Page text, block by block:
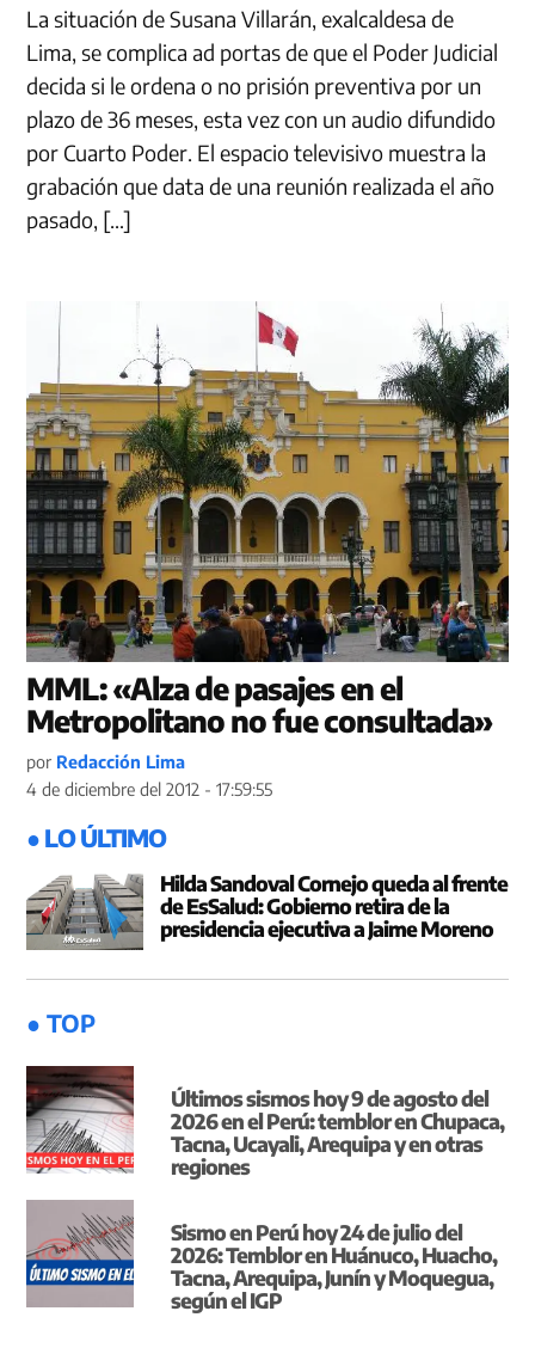
La situación de Susana Villarán, exalcaldesa de
Lima, se complica ad portas de que el Poder Judicial
decida si le ordena o no prisión preventiva por un
plazo de 36 meses, esta vez con un audio difundido
por Cuarto Poder. El espacio televisivo muestra la
grabación que data de una reunión realizada el año
pasado, […]
MML: «Alza de pasajes en el
Metropolitano no fue consultada»
por Redacción Lima
4 de diciembre del 2012 - 17:59:55
● LO ÚLTIMO
Hilda Sandoval Cornejo queda al frente
de EsSalud: Gobierno retira de la
presidencia ejecutiva a Jaime Moreno
● TOP
Últimos sismos hoy 9 de agosto del
2026 en el Perú: temblor en Chupaca,
Tacna, Ucayali, Arequipa y en otras
regiones
Sismo en Perú hoy 24 de julio del
2026: Temblor en Huánuco, Huacho,
Tacna, Arequipa, Junín y Moquegua,
según el IGP